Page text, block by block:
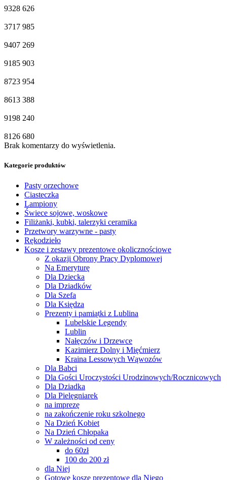
9328 626
3717 985
9407 269
9185 903
8723 954
8613 388
9198 240
8126 680
Brak komentarzy do wyświetlenia.
Kategorie produktów
Pasty orzechowe
Ciasteczka
Lampiony
Świece sojowe, woskowe
Filiżanki, kubki, talerzyki ceramika
Przetwory warzywne - pasty
Rękodzieło
Kosze i zestawy prezentowe okolicznościowe
Z okazji Obrony Pracy Dyplomowej
Na Emeryturę
Dla Dziecka
Dla Dziadków
Dla Szefa
Dla Księdza
Prezenty i pamiątki z Lublina
Lubelskie Legendy
Lublin
Nałęczów i Drzewce
Kazimierz Dolny i Mięćmierz
Kraina Lessowych Wąwozów
Dla Babci
Dla Gości Uroczystości Urodzinowych/Rocznicowych
Dla Dziadka
Dla Pielęgniarek
na imprezę
na zakończenie roku szkolnego
Na Dzień Kobiet
Na Dzień Chłopaka
W zależności od ceny
do 60zł
100 do 200 zł
dla Niej
Gotowe kosze prezentowe dla Niego